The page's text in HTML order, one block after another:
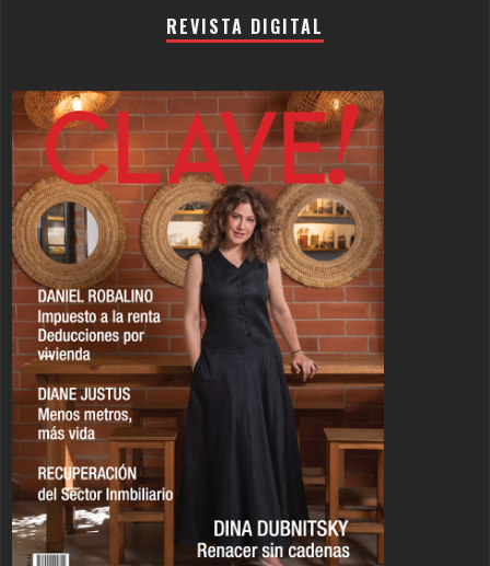
REVISTA DIGITAL